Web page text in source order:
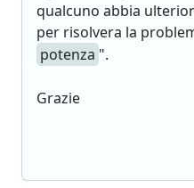
qualcuno abbia
per risolvera la
potenza ".
Grazie